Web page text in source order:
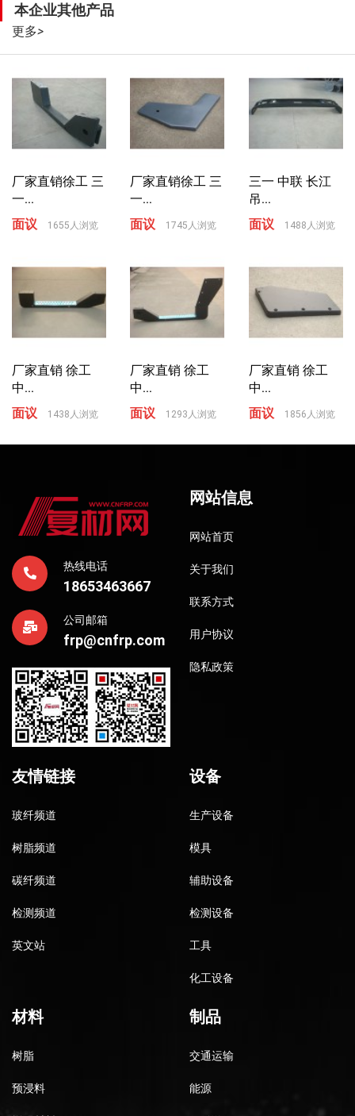
本企业其他产品
更多>
厂家直销徐工 三
一...
面议
1655人浏览
厂家直销徐工 三
一...
面议
1745人浏览
三一 中联 长江
吊...
面议
1488人浏览
厂家直销 徐工
中...
面议
1438人浏览
厂家直销 徐工
中...
面议
1293人浏览
厂家直销 徐工
中...
面议
1856人浏览
热线电话
18653463667
公司邮箱
frp@cnfrp.com
网站信息
网站首页
关于我们
联系方式
用户协议
隐私政策
友情链接
玻纤频道
树脂频道
碳纤频道
检测频道
英文站
设备
生产设备
模具
辅助设备
检测设备
工具
化工设备
材料
树脂
预浸料
制品
交通运输
能源